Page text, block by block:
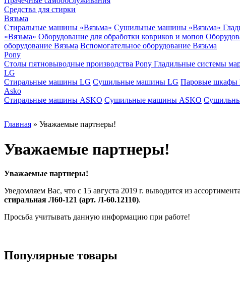
Средства для стирки
Вязьма
Стиральные машины «Вязьма» Сушильные машины «Вязьма»
«Вязьма» Оборудование для обработки ковриков и мопов
оборудование Вязьма Вспомогательное оборудование Вязьма
Pony
Столы пятновыводные производства Pony Гладильные системы
LG
Стиральные машины LG Сушильные машины LG Паровые шкафы
Asko
Стиральные машины ASKO Сушильные машины ASKO
Главная » Уважаемые партнеры!
Уважаемые партнеры!
Уважаемые партнеры!
Уведомляем Вас, что с 15 августа 2019 г. выводится из
стиральная Л60-121 (арт. Л-60.12110).
Просьба учитывать данную информацию при работе!
Популярные товары